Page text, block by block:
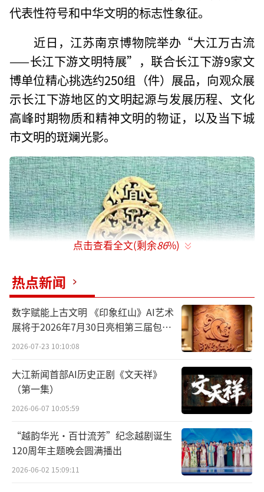
代表性符号和中华文明的标志性象征。
近日，江苏南京博物院举办“大江万古流
——长江下游文明特展”，联合长江下游9家文
博单位精心挑选约250组（件）展品，向观众展
示长江下游地区的文明起源与发展历程、文化
高峰时期物质和精神文明的物证，以及当下城
市文明的斑斓光影。
此次展览展出的“宜子孙”青玉璧。本报见习
记者李健摄/光明图片
领略长江下游文明的独特魅力
走进特展馆8号展厅，映入眼帘的是一幅代
表长江底色的蓝色背景墙，画有长江下游地区
的流经路线，上书“大江万古流”五个苍劲有
力的大字，一下子就让人感受到长江奔腾不息
点击查看全文(剩余86%)
热点新闻
数字赋能上古文明 《印象红山》AI艺术
展将于2026年7月30日亮相第三届包头
艺博会
2026-07-23 10:10:08
大江新闻首部AI历史正剧《文天祥》
（第一集）
2026-06-07 10:05:59
“越韵华光·百廿流芳”纪念越剧诞生
120周年主题晚会圆满播出
2026-06-02 15:09:11